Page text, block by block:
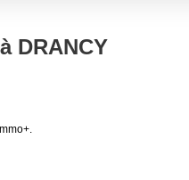
DRANCY